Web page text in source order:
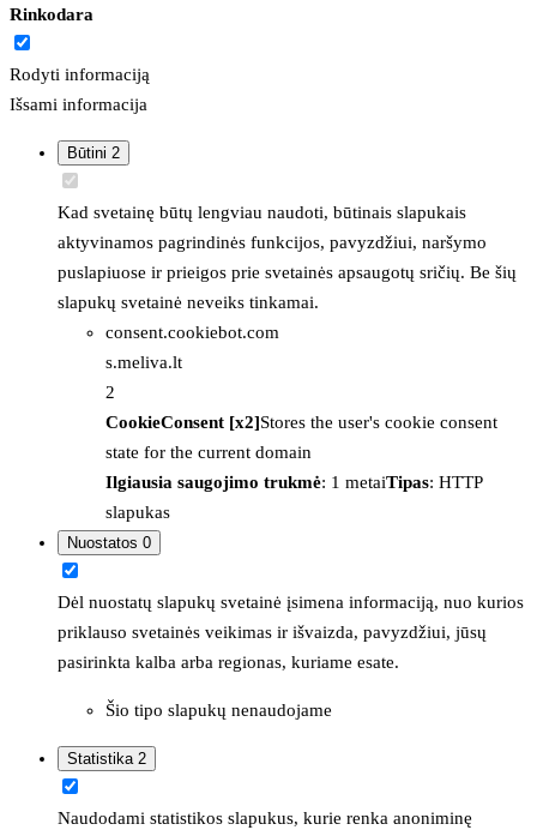
Rinkodara
Rodyti informaciją
Išsami informacija
Būtini 2
Kad svetainę būtų lengviau naudoti, būtinais slapukais
aktyvinamos pagrindinės funkcijos, pavyzdžiui, naršymo
puslapiuose ir prieigos prie svetainės apsaugotų sričių. Be šių
slapukų svetainė neveiks tinkamai.
consent.cookiebot.com
s.meliva.lt
2
CookieConsent [x2]Stores the user's cookie consent
state for the current domain
Ilgiausia saugojimo trukmė: 1 metaiTipas: HTTP
slapukas
Nuostatos 0
Dėl nuostatų slapukų svetainė įsimena informaciją, nuo kurios
priklauso svetainės veikimas ir išvaizda, pavyzdžiui, jūsų
pasirinkta kalba arba regionas, kuriame esate.
Šio tipo slapukų nenaudojame
Statistika 2
Naudodami statistikos slapukus, kurie renka anoniminę